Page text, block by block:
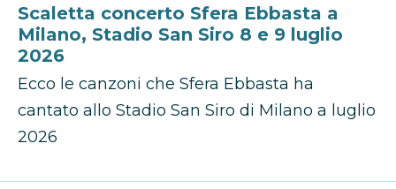
Scaletta concerto Sfera Ebbasta a
Milano, Stadio San Siro 8 e 9 luglio
2026
Ecco le canzoni che Sfera Ebbasta ha
cantato allo Stadio San Siro di Milano a luglio
2026